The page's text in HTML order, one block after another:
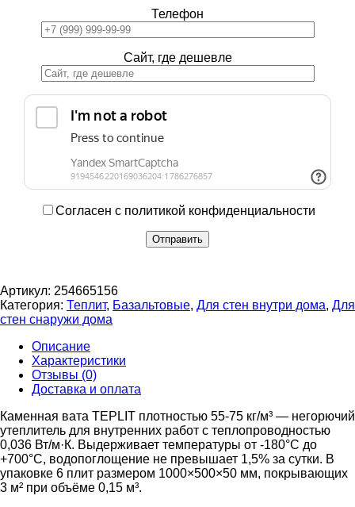
Телефон
Сайт, где дешевле
Согласен с политикой конфиденциальности
Артикул: 254665156
Категория: Теплит, Базальтовые, Для стен внутри дома, Для
стен снаружи дома
Описание
Характеристики
Отзывы (0)
Доставка и оплата
Каменная вата TEPLIT плотностью 55-75 кг/м³ — негорючий
утеплитель для внутренних работ с теплопроводностью
0,036 Вт/м·К. Выдерживает температуры от -180°C до
+700°C, водопоглощение не превышает 1,5% за сутки. В
упаковке 6 плит размером 1000×500×50 мм, покрывающих
3 м² при объёме 0,15 м³.